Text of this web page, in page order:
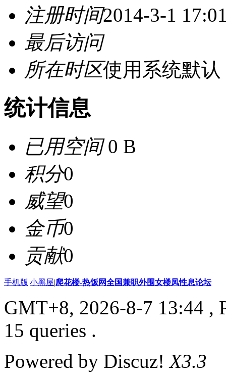
注册时间2014-3-1
最后访问
所在时区使用系统默认
统计信息
已用空间0 B
积分0
威望0
金币0
贡献0
手机版|小黑屋|爬花楼-热饭网全国兼职外围女楼凤性息论坛
GMT+8, 2026-8-7 13:44 ,
15 queries .
Powered by Discuz!X3.3